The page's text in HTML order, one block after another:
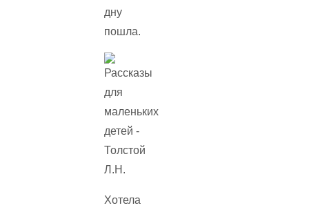
дну
пошла.
Хотела